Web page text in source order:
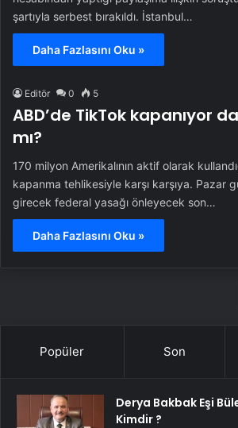
şartıyla serbest bırakıldı. İstanbul…
Daha Fazlasını Oku »
Editör 0 5
ABD’de TikTok kapanıyor
mı?
170 milyon Amerikalının aktif olarak
kapanma tehlikesiyle karşı karşıya. Pazar
girecek federal yasağı önleyecek son…
Daha Fazlasını Oku »
Popüler Son
Derya Bakbak Eşi
Kimdir ?